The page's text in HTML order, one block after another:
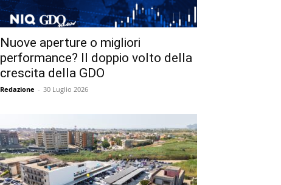
Nuove aperture o migliori
performance? Il doppio volto della
crescita della GDO
Redazione - 30 Luglio 2026